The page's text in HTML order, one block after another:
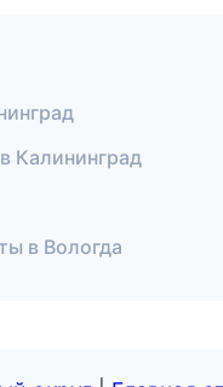
Калининград
в Вологда